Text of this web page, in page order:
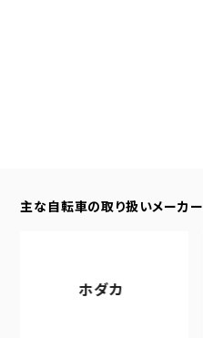
主な自転車の取り扱いメーカー
ホダカ